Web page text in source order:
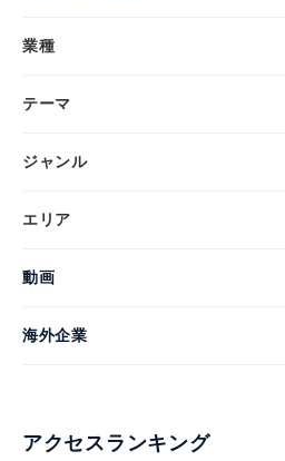
業種
テーマ
ジャンル
エリア
動画
海外企業
アクセスランキング